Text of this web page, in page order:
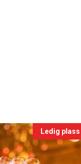
Ledig plass